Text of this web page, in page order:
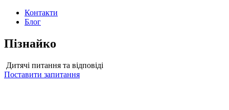
Контакти
Блог
Пізнайко
Дитячі питання та відповіді
Поставити запитання